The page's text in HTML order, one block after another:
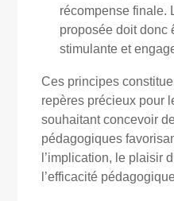
récompense finale.
proposée doit donc
stimulante et
Ces principes
repères précieux pour
souhaitant concevoir
pédagogiques
l’implication, le plaisir
l’efficacité